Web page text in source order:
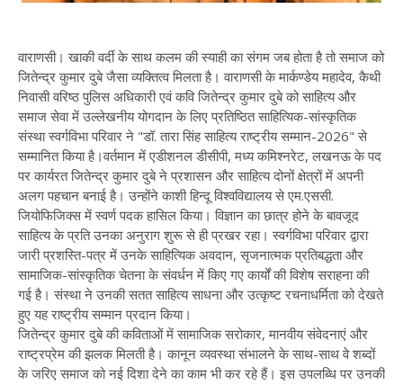
वाराणसी। खाकी वर्दी के साथ कलम की स्याही का संगम जब होता है तो समाज को
जितेन्द्र कुमार दुबे जैसा व्यक्तित्व मिलता है। वाराणसी के मार्कण्डेय महादेव, कैथी
निवासी वरिष्ठ पुलिस अधिकारी एवं कवि जितेन्द्र कुमार दुबे को साहित्य और
समाज सेवा में उल्लेखनीय योगदान के लिए प्रतिष्ठित साहित्यिक-सांस्कृतिक
संस्था स्वर्गविभा परिवार ने "डॉ. तारा सिंह साहित्य राष्ट्रीय सम्मान-2026" से
सम्मानित किया है।वर्तमान में एडीशनल डीसीपी, मध्य कमिश्नरेट, लखनऊ के पद
पर कार्यरत जितेन्द्र कुमार दुबे ने प्रशासन और साहित्य दोनों क्षेत्रों में अपनी
अलग पहचान बनाई है। उन्होंने काशी हिन्दू विश्वविद्यालय से एम.एससी.
जियोफिजिक्स में स्वर्ण पदक हासिल किया। विज्ञान का छात्र होने के बावजूद
साहित्य के प्रति उनका अनुराग शुरू से ही प्रखर रहा। स्वर्गविभा परिवार द्वारा
जारी प्रशस्ति-पत्र में उनके साहित्यिक अवदान, सृजनात्मक प्रतिबद्धता और
सामाजिक-सांस्कृतिक चेतना के संवर्धन में किए गए कार्यों की विशेष सराहना की
गई है। संस्था ने उनकी सतत साहित्य साधना और उत्कृष्ट रचनाधर्मिता को देखते
हुए यह राष्ट्रीय सम्मान प्रदान किया।
जितेन्द्र कुमार दुबे की कविताओं में सामाजिक सरोकार, मानवीय संवेदनाएं और
राष्ट्रप्रेम की झलक मिलती है। कानून व्यवस्था संभालने के साथ-साथ वे शब्दों
के जरिए समाज को नई दिशा देने का काम भी कर रहे हैं। इस उपलब्धि पर उनकी